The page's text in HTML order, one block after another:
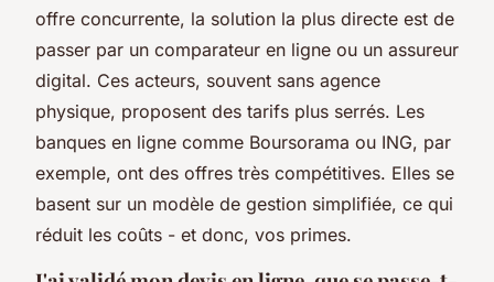
offre concurrente, la solution la plus directe est de
passer par un comparateur en ligne ou un assureur
digital. Ces acteurs, souvent sans agence
physique, proposent des tarifs plus serrés. Les
banques en ligne comme Boursorama ou ING, par
exemple, ont des offres très compétitives. Elles se
basent sur un modèle de gestion simplifiée, ce qui
réduit les coûts - et donc, vos primes.